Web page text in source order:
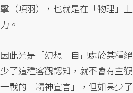
擊（項羽），也就是在「物理」
力。
因此光是「幻想」自己處於某種
少了這種客觀認知，就不會有主
一戰的「精神宣言」，但如果少